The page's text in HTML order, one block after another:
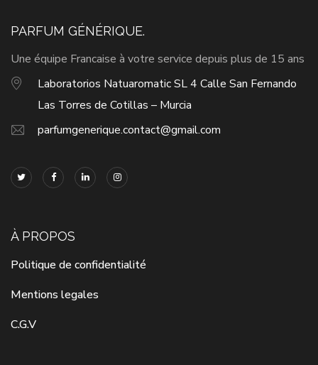
PARFUM GÉNÉRIQUE.
Une équipe Francaise à votre service depuis plus de 15 ans
Laboratorios Natuaromatic SL 4 Calle San Fernando
Las Torres de Cotillas – Murcia
parfumgenerique.contact@gmail.com
À PROPOS
Politique de confidentialité
Mentions legales
C.G.V